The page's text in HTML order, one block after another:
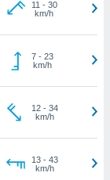
11 - 30
km/h
7- 23
km/h
12- 34
km/h
13- 43
km/h